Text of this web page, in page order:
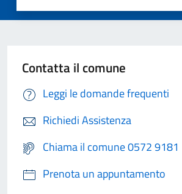
Contatta il comune
Leggi le domande frequenti
Richiedi Assistenza
Chiama il comune 0572 9181
Prenota un appuntamento